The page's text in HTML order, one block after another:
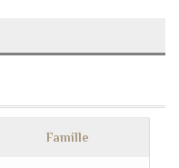
Famille